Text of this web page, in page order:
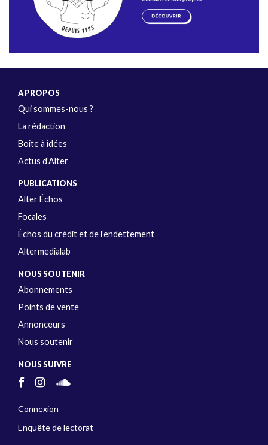
A PROPOS
Qui sommes-nous ?
La rédaction
Boîte à idées
Actus d’Alter
PUBLICATIONS
Alter Échos
Focales
Échos du crédit et de l’endettement
Altermedialab
NOUS SOUTENIR
Abonnements
Points de vente
Annonceurs
Nous soutenir
NOUS SUIVRE
Connexion
Enquête de lectorat